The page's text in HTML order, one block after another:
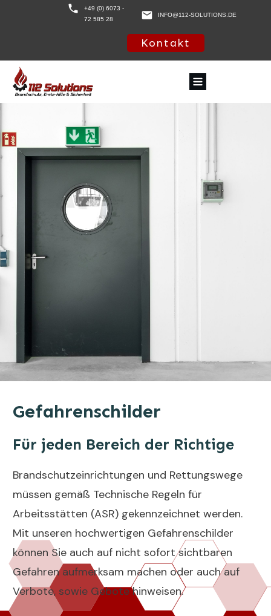
+49 (0) 6073 -
72 585 28
INFO@112-SOLUTIONS.DE
Kontakt
Gefahrenschilder
Für jeden Bereich der Richtige
Brandschutzeinrichtungen und Rettungswege
müssen gemäß Technische Regeln für
Arbeitsstätten (ASR) gekennzeichnet werden.
Mit unseren hochwertigen Gefahrenschilder
können Sie auch auf nicht sofort sichtbaren
Gefahren aufmerksam machen oder auch auf
Verbote, sowie Gebote hinweisen.